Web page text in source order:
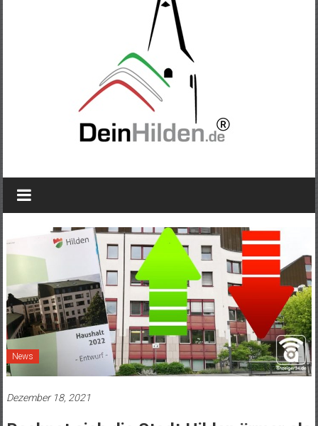
News
Dezember 18, 2021